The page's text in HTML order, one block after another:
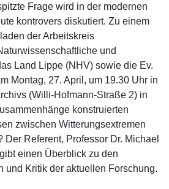
Frage wird in der modernen
kontrovers diskutiert. Zu einem
der Arbeitskreis
und
Land Lippe (NHV) sowie die Ev.
Montag, 27. April, um 19.30 Uhr in
(Willi-Hofmann-Straße 2) in
konstruierten
zwischen Witterungsextremen
Referent, Professor Dr. Michael
einen Überblick zu den
und Kritik der aktuellen Forschung.